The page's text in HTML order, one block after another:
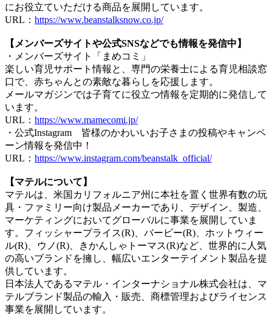
にお役立ていただける商品を展開しています。
URL： https://www.beanstalksnow.co.jp/
【メンバーズサイトや公式SNSなどでも情報を発信中】
・メンバーズサイト「まめコミ」
楽しい育児サポート情報と、専門の栄養士による育児相談窓
口で、赤ちゃんとの素敵な暮らしを応援します。
メールマガジンでは子育てに役立つ情報を定期的に発信して
います。
URL： https://www.mamecomi.jp/
・公式Instagram 皆様のかわいいお子さまの投稿やキャンペ
ーン情報を発信中！
URL： https://www.instagram.com/beanstalk_official/
【マテルについて】
マテルは、米国カリフォルニア州に本社を置く世界有数の玩
具・ファミリー向け製品メーカーであり、デザイン、製造、
マーケティングにおいてグローバルに事業を展開していま
す。フィッシャープライス(R)、バービー(R)、ホットウィー
ル(R)、ウノ(R)、きかんしゃトーマス(R)など、世界的に人気
の高いブランドを擁し、幅広いエンターテイメント製品を提
供しています。
日本法人であるマテル・インターナショナル株式会社は、マ
テルブランド製品の輸入・販売、商標管理およびライセンス
事業を展開しています。